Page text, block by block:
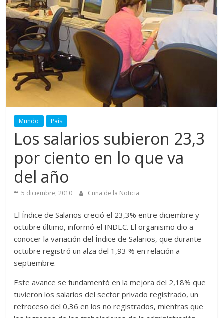
Mundo País
Los salarios subieron 23,3
por ciento en lo que va
del año
5 diciembre, 2010 Cuna de la Noticia
El Índice de Salarios creció el 23,3% entre diciembre y
octubre último, informó el INDEC. El organismo dio a
conocer la variación del Índice de Salarios, que durante
octubre registró un alza del 1,93 % en relación a
septiembre.
Este avance se fundamentó en la mejora del 2,18% que
tuvieron los salarios del sector privado registrado, un
retroceso del 0,36 en los no registrados, mientras que